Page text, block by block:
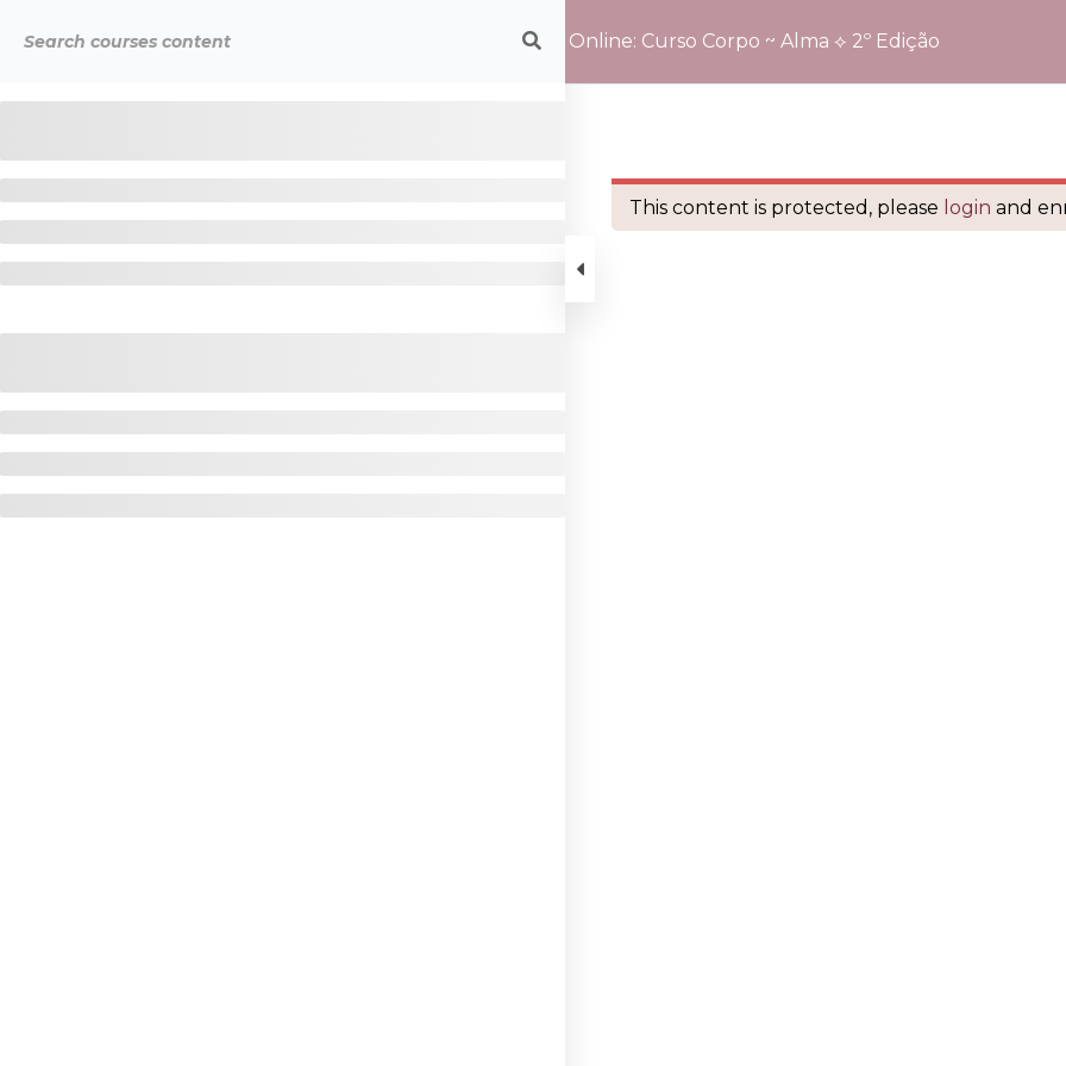
Início Cursos Online: Curso Corpo ~ Alma ⟡ 2º EdiçãoOnline: Curso Corpo ~ Alma ⟡ 2º Edição
This content is protected, please login and